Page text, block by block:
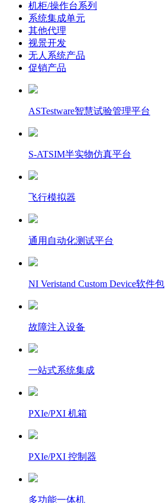
机柜/操作台系列
系统集成单元
其他代理
视景开发
无人系统产品
促销产品
ASTestware智慧试验管理平台
S-ATSIM半实物仿真平台
飞行模拟器
通用自动化测试平台
NI Veristand Custom Device软件包
故障注入设备
一站式系统集成
PXIe/PXI 机箱
PXIe/PXI 控制器
多功能一体机